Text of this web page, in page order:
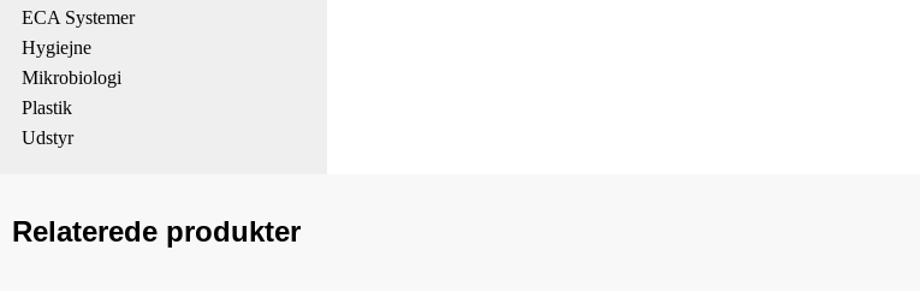
ECA Systemer
Hygiejne
Mikrobiologi
Plastik
Udstyr
Relaterede produkter